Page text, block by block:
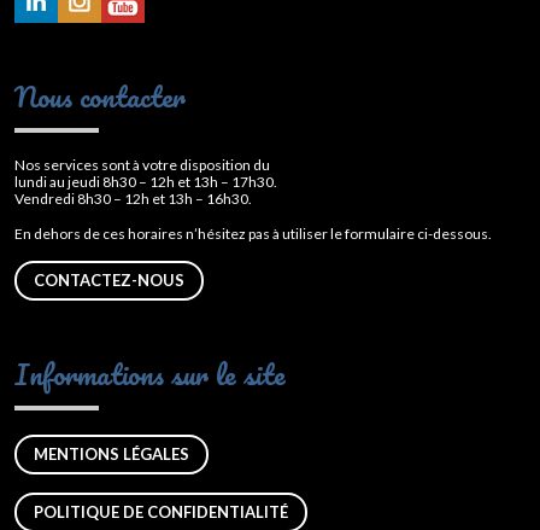
Nous contacter
Nos services sont à votre disposition du
lundi au jeudi 8h30 – 12h et 13h – 17h30.
Vendredi 8h30 – 12h et 13h – 16h30.
En dehors de ces horaires n’hésitez pas à utiliser le formulaire ci-dessous.
CONTACTEZ-NOUS
Informations sur le site
MENTIONS LÉGALES
POLITIQUE DE CONFIDENTIALITÉ